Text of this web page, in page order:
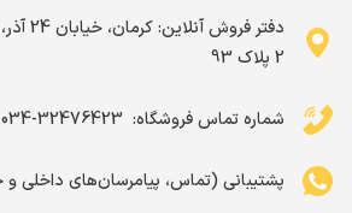
2 پلاک 93
شماره تماس فروشگاه: ‌ 32476423-034
پشتیبانی (تماس، پیامرسان‌های داخلی و خارجی):